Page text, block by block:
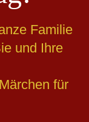
Familie
und Ihre
für